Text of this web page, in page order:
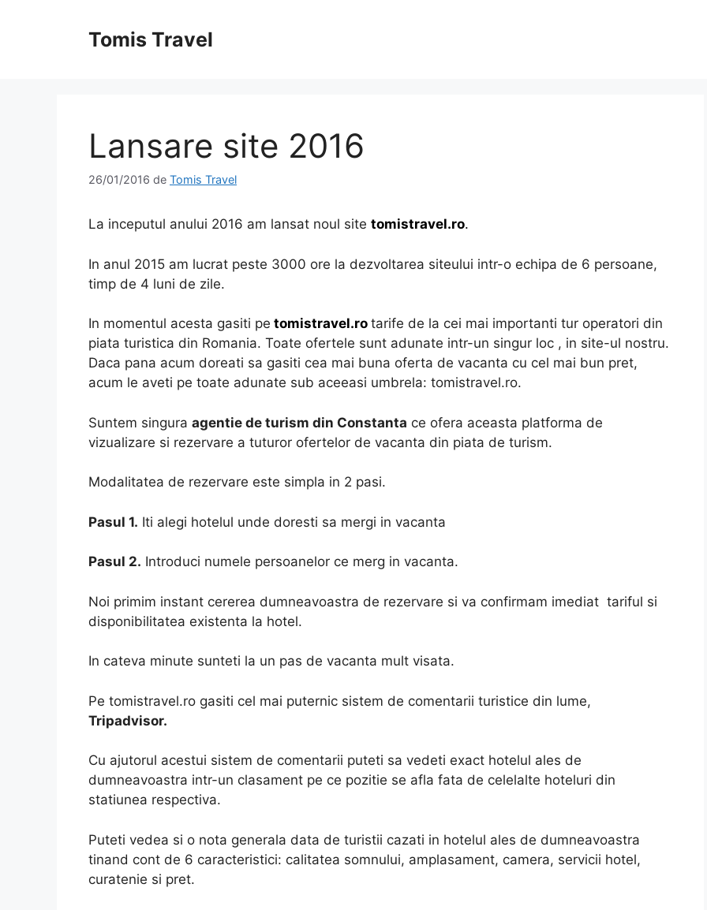
Tomis Travel
Lansare site 2016
26/01/2016 de Tomis Travel
La inceputul anului 2016 am lansat noul site tomistravel.ro.
In anul 2015 am lucrat peste 3000 ore la dezvoltarea siteului intr-o echipa de 6 persoane,
timp de 4 luni de zile.
In momentul acesta gasiti pe tomistravel.ro tarife de la cei mai importanti tur operatori din
piata turistica din Romania. Toate ofertele sunt adunate intr-un singur loc , in site-ul nostru.
Daca pana acum doreati sa gasiti cea mai buna oferta de vacanta cu cel mai bun pret,
acum le aveti pe toate adunate sub aceeasi umbrela: tomistravel.ro.
Suntem singura agentie de turism din Constanta ce ofera aceasta platforma de
vizualizare si rezervare a tuturor ofertelor de vacanta din piata de turism.
Modalitatea de rezervare este simpla in 2 pasi.
Pasul 1. Iti alegi hotelul unde doresti sa mergi in vacanta
Pasul 2. Introduci numele persoanelor ce merg in vacanta.
Noi primim instant cererea dumneavoastra de rezervare si va confirmam imediat tariful si
disponibilitatea existenta la hotel.
In cateva minute sunteti la un pas de vacanta mult visata.
Pe tomistravel.ro gasiti cel mai puternic sistem de comentarii turistice din lume,
Tripadvisor.
Cu ajutorul acestui sistem de comentarii puteti sa vedeti exact hotelul ales de
dumneavoastra intr-un clasament pe ce pozitie se afla fata de celelalte hoteluri din
statiunea respectiva.
Puteti vedea si o nota generala data de turistii cazati in hotelul ales de dumneavoastra
tinand cont de 6 caracteristici: calitatea somnului, amplasament, camera, servicii hotel,
curatenie si pret.